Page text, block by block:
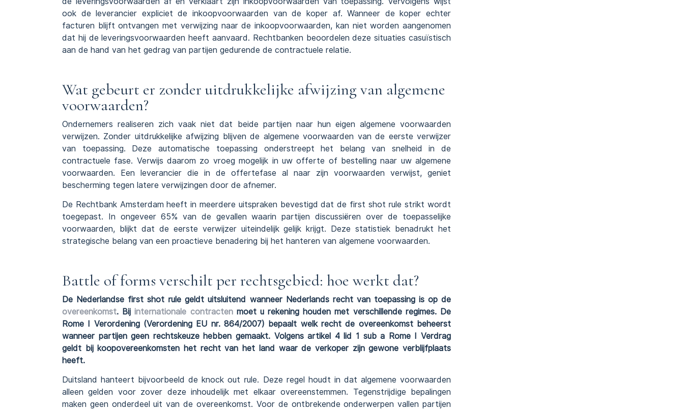
ook de leverancier expliciet de inkoopvoorwaarden van de koper af. Wanneer de koper echter
facturen blijft ontvangen met verwijzing naar de inkoopvoorwaarden, kan niet worden aangenomen
dat hij de leveringsvoorwaarden heeft aanvaard. Rechtbanken beoordelen deze situaties casuïstisch
aan de hand van het gedrag van partijen gedurende de contractuele relatie.
Wat gebeurt er zonder uitdrukkelijke afwijzing van algemene
voorwaarden?
Ondernemers realiseren zich vaak niet dat beide partijen naar hun eigen algemene voorwaarden
verwijzen. Zonder uitdrukkelijke afwijzing blijven de algemene voorwaarden van de eerste verwijzer
van toepassing. Deze automatische toepassing onderstreept het belang van snelheid in de
contractuele fase. Verwijs daarom zo vroeg mogelijk in uw offerte of bestelling naar uw algemene
voorwaarden. Een leverancier die in de offertefase al naar zijn voorwaarden verwijst, geniet
bescherming tegen latere verwijzingen door de afnemer.
De Rechtbank Amsterdam heeft in meerdere uitspraken bevestigd dat de first shot rule strikt wordt
toegepast. In ongeveer 65% van de gevallen waarin partijen discussiëren over de toepasselijke
voorwaarden, blijkt dat de eerste verwijzer uiteindelijk gelijk krijgt. Deze statistiek benadrukt het
strategische belang van een proactieve benadering bij het hanteren van algemene voorwaarden.
Battle of forms verschilt per rechtsgebied: hoe werkt dat?
De Nederlandse first shot rule geldt uitsluitend wanneer Nederlands recht van toepassing is op de
overeenkomst. Bijinternationale contractenmoet u rekening houden met verschillende regimes. De
Rome I Verordening (Verordening EU nr. 864/2007) bepaalt welk recht de overeenkomst beheerst
wanneer partijen geen rechtskeuze hebben gemaakt. Volgens artikel 4 lid 1 sub a Rome I Verdrag
geldt bij koopovereenkomsten het recht van het land waar de verkoper zijn gewone verblijfplaats
heeft.
Duitsland hanteert bijvoorbeeld de knock out rule. Deze regel houdt in dat algemene voorwaarden
alleen gelden voor zover deze inhoudelijk met elkaar overeenstemmen. Tegenstrijdige bepalingen
maken geen onderdeel uit van de overeenkomst. Voor de ontbrekende onderwerpen vallen partijen